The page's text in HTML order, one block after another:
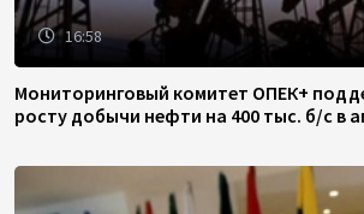
16:58
Мониторинговый комитет ОПЕК+
росту добычи нефти на 400 тыс. б/с в